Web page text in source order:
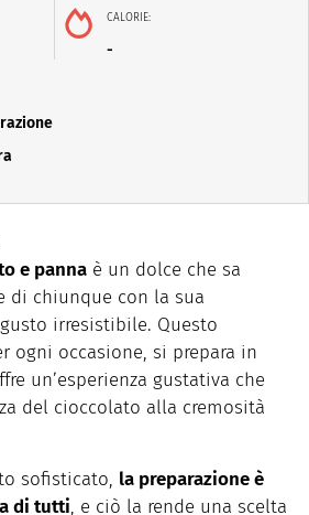
CALORIE:
-
e panna è un dolce che sa
di chiunque con la sua
irresistibile. Questo
ogni occasione, si prepara in
un’esperienza gustativa che
del cioccolato alla cremosità
sofisticato, la preparazione è
di tutti, e ciò la rende una scelta